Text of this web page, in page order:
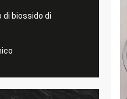
biossido di